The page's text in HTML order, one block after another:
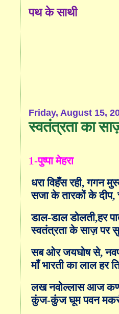
पथ के साथी
Friday, August 15,
स्वतंत्रता का
1-पुष्पा मेहरा
धरा विहँस रही,गगन
सजा के तारकों के दीप,
डाल-डाल डोलती,हर
स्वतंत्रता के साज़ पर
सब ओर जयघोष से,
माँ भारती का लाल हर
लख नवोल्लास आज
कुंज-कुंज घूम पवन